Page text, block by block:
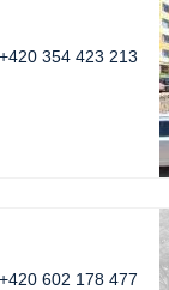
+420 354 423 213
+420 602 178 477